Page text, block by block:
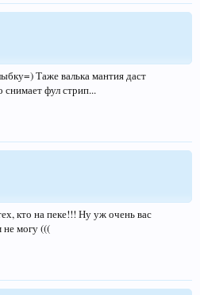
Таже валька мантия даст
снимает фул стрип...
кто на пеке!!! Ну уж очень вас
могу (((